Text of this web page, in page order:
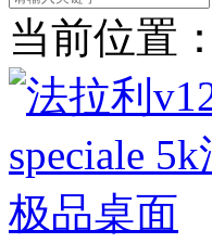
当前位置：